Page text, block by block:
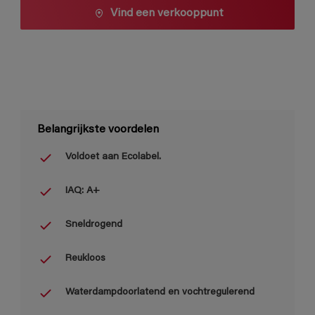
Vind een verkooppunt
Belangrijkste voordelen
Voldoet aan Ecolabel.
IAQ: A+
Sneldrogend
Reukloos
Waterdampdoorlatend en vochtregulerend